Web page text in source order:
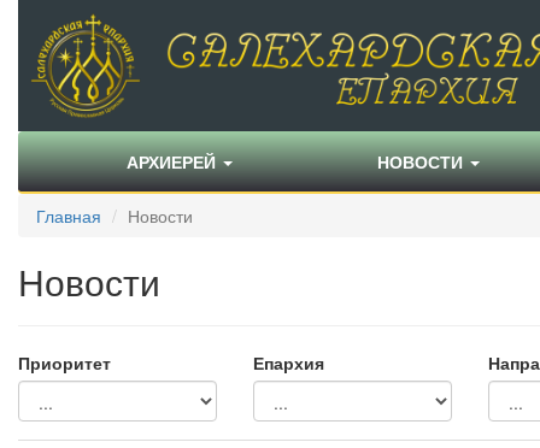
АРХИЕРЕЙ НОВОСТИ
Главная Новости
Новости
Приоритет Епархия